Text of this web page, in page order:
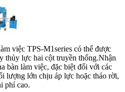
việc TPS-M1series có thể được
thủy lực hai cột truyền thống.Nhận
bàn làm việc, đặc biệt đối với các
lượng lớn chịu áp lực hoặc tháo rời,
phí cao.